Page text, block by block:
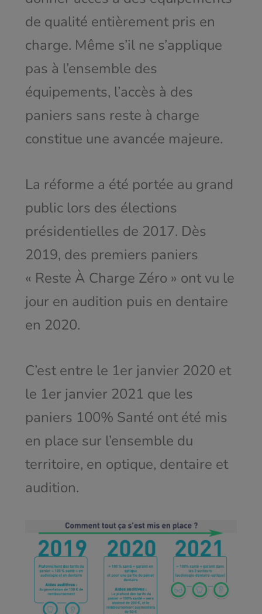
de qualité entièrement pris en
charge. Même s’il ne s’applique
pas à l’ensemble des
équipements, l’accès à des
paniers sans reste à charge
constitue une avancée majeure.
La réforme a été portée au grand
public lors des élections
présidentielles de 2017. Dès
2019, des premiers paniers
« Reste À Charge Zéro » ont vu le
jour en audition puis en dentaire
en 2020.
C’est entre le 1er janvier 2020 et
le 1er janvier 2021 que les
paniers 100% Santé ont été mis
en place sur l’ensemble du
territoire, en optique, dentaire et
audition.